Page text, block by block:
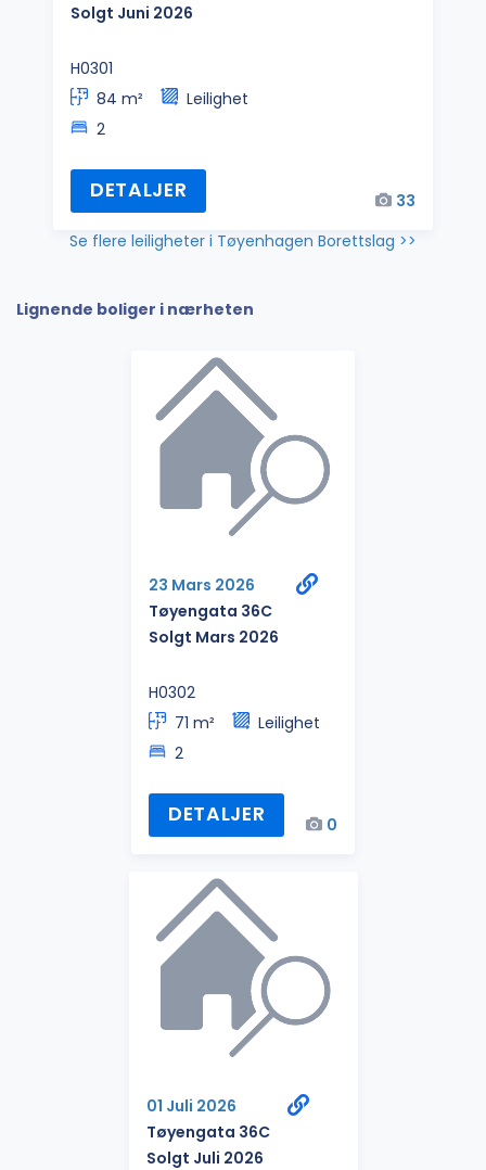
Solgt Juni 2026
H0301
84 m²
Leilighet
2
DETALJER
33
Se flere leiligheter i Tøyenhagen Borettslag >>
Lignende boliger i nærheten
23 Mars 2026
Tøyengata 36C
Solgt Mars 2026
H0302
71 m²
Leilighet
2
DETALJER 0
01 Juli 2026
Tøyengata 36C
Solgt Juli 2026